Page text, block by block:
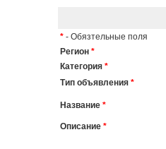
*- Обязтельные поля
Регион *
Категория *
Тип объявления *
Название *
Описание *